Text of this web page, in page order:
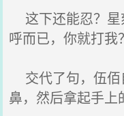
这下还能忍？星
呼而已，你就打我
交代了句，伍佰
鼻，然后拿起手上